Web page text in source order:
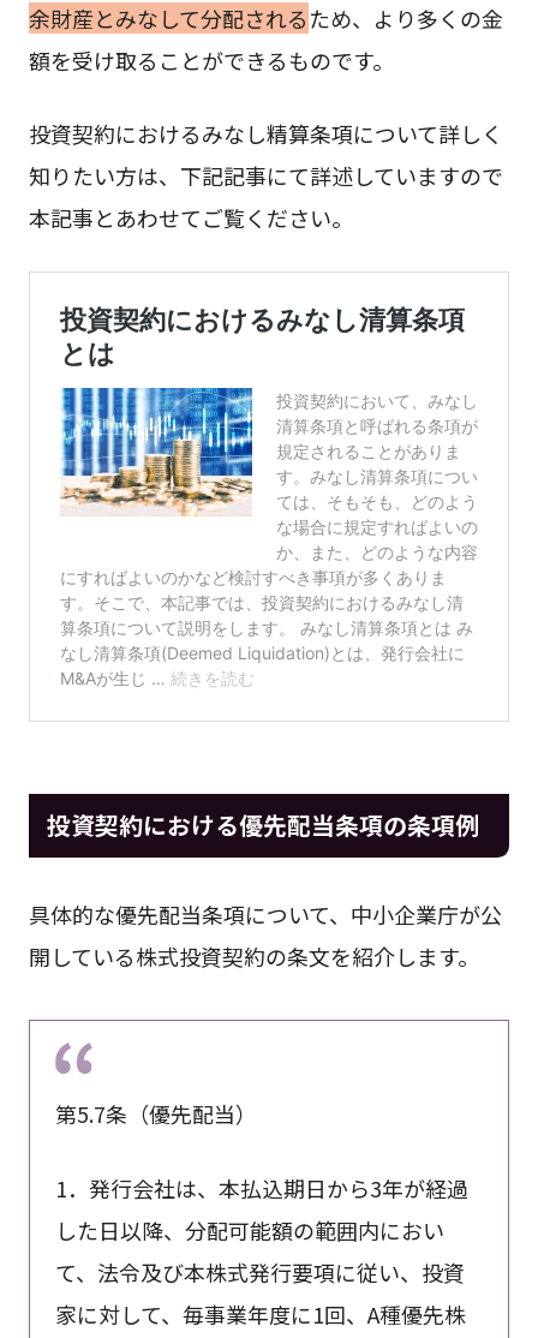
余財産とみなして分配されるため、より多くの金
額を受け取ることができるものです。
投資契約におけるみなし精算条項について詳しく
知りたい方は、下記記事にて詳述していますので
本記事とあわせてご覧ください。
投資契約における優先配当条項の条項例
具体的な優先配当条項について、中小企業庁が公
開している株式投資契約の条文を紹介します。
第5.7条（優先配当）
1．発行会社は、本払込期日から3年が経過
した日以降、分配可能額の範囲内におい
て、法令及び本株式発行要項に従い、投資
家に対して、毎事業年度に1回、A種優先株